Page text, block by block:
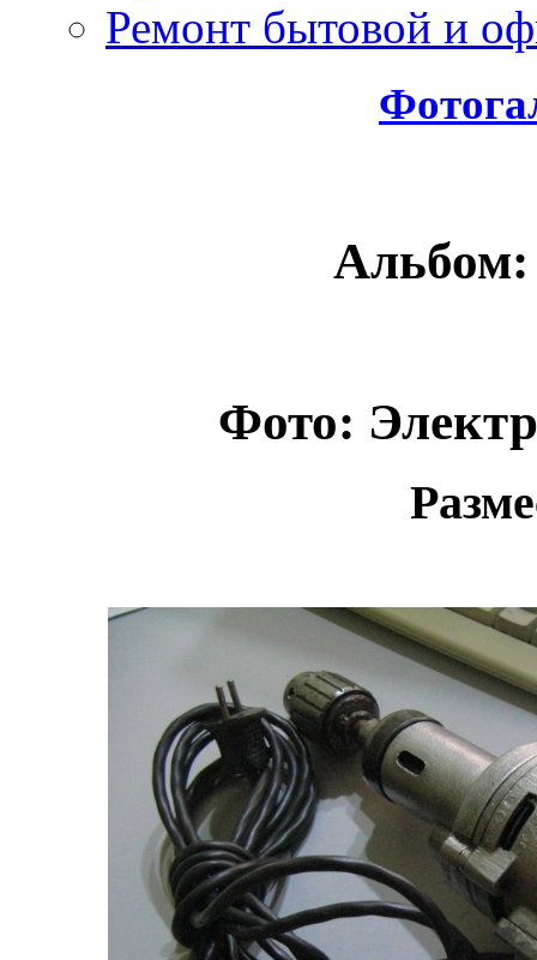
Ремонт бытовой и
Фото: